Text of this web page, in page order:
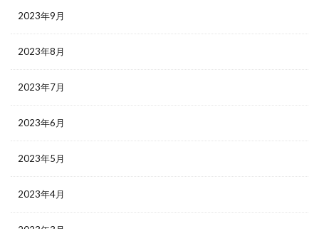
2023年9月
2023年8月
2023年7月
2023年6月
2023年5月
2023年4月